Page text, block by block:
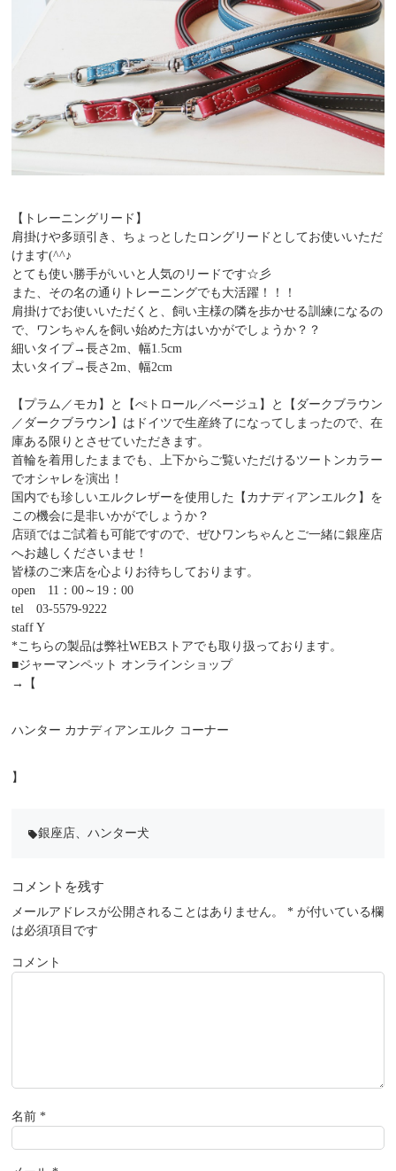
【トレーニングリード】
肩掛けや多頭引き、ちょっとしたロングリードとしてお使いいただ
けます(^^♪
とても使い勝手がいいと人気のリードです☆彡
また、その名の通りトレーニングでも大活躍！！！
肩掛けでお使いいただくと、飼い主様の隣を歩かせる訓練になるの
で、ワンちゃんを飼い始めた方はいかがでしょうか？？
細いタイプ→長さ2m、幅1.5cm
太いタイプ→長さ2m、幅2cm
【プラム／モカ】と【ぺトロール／ベージュ】と【ダークブラウン
／ダークブラウン】はドイツで生産終了になってしまったので、在
庫ある限りとさせていただきます。
首輪を着用したままでも、上下からご覧いただけるツートンカラー
でオシャレを演出！
国内でも珍しいエルクレザーを使用した【カナディアンエルク】を
この機会に是非いかがでしょうか？
店頭ではご試着も可能ですので、ぜひワンちゃんとご一緒に銀座店
へお越しくださいませ！
皆様のご来店を心よりお待ちしております。
open 11：00～19：00
tel 03-5579-9222
staff Y
*こちらの製品は弊社WEBストアでも取り扱っております。
■ジャーマンペット オンラインショップ
→【
ハンター カナディアンエルク コーナー
】
local_offer銀座店 、ハンター犬
コメントを残す
メールアドレスが公開されることはありません。 * が付いている欄
は必須項目です
コメント
名前*